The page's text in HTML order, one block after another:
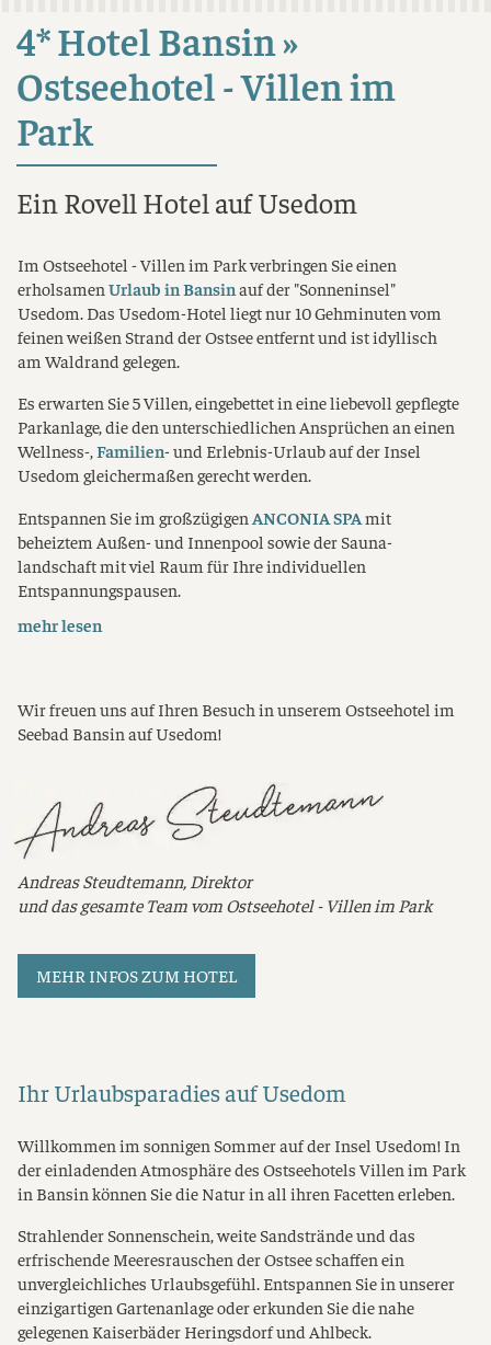
4* Hotel Bansin »
Ostseehotel - Villen im
Park
Ein Rovell Hotel auf Usedom
Im Ostseehotel - Villen im Park verbringen Sie einen
erholsamenUrlaub in Bansinauf der "Sonneninsel"
Usedom. Das Usedom-Hotel liegt nur 10 Gehminuten vom
feinen weißen Strand der Ostsee entfernt und ist idyllisch
am Waldrand gelegen.
Es erwarten Sie 5 Villen, eingebettet in eine liebevoll gepflegte
Parkanlage, die den unterschiedlichen Ansprüchen an einen
Wellness-,Familien- und Erlebnis-Urlaub auf der Insel
Usedom gleichermaßen gerecht werden.
Entspannen Sie im großzügigen ANCONIA SPAmit
beheiztem Außen- und Innenpool sowie der Sauna­
landschaft mit viel Raum für Ihre individuellen
Entspannungspausen.
mehr lesen
Wir freuen uns auf Ihren Besuch in unserem Ostseehotel im
Seebad Bansin auf Usedom!
Andreas Steudtemann, Direktor
unddas gesamte Team vom Ostseehotel - Villen im Park
MEHR INFOS ZUM HOTEL
Ihr Urlaubsparadies auf Usedom
Willkommen im sonnigen Sommer auf der Insel Usedom! In
der einladenden Atmosphäre des Ostseehotels Villen im Park
in Bansin können Sie die Natur in all ihren Facetten erleben.
Strahlender Sonnenschein, weite Sandstrände und das
erfrischende Meeresrauschen der Ostsee schaffen ein
unvergleichliches Urlaubsgefühl. Entspannen Sie in unserer
einzigartigen Gartenanlage oder erkunden Sie die nahe
gelegenen Kaiserbäder Heringsdorf und Ahlbeck.